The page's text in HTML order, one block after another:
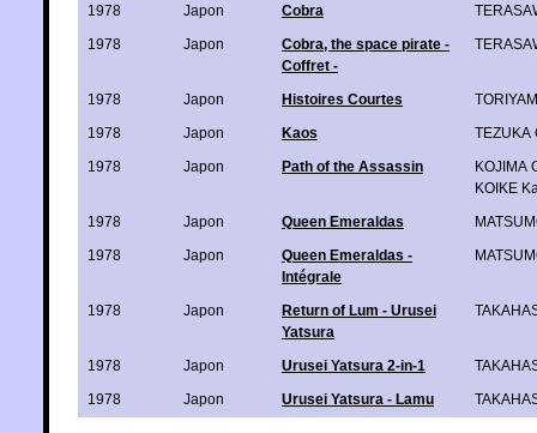
1978
Japon Cobra
1978
Japon
Cobra, the space pirate -
Coffret -
1978 Japon Histoires Courtes
1978
Japon Kaos
TEZUKA
1978
Japon Path of the Assassin
KOJIMA
KOIKE
1978
Japon Queen Emeraldas
1978
Japon
Queen Emeraldas -
Intégrale
1978 Japon
Return of Lum - Urusei
Yatsura
1978 Japon Urusei Yatsura 2-in-1
1978
Japon Urusei Yatsura - Lamu